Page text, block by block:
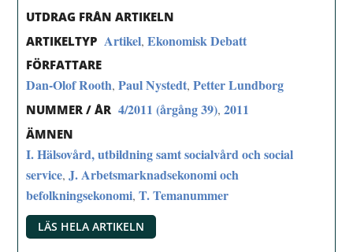
UTDRAG FRÅN ARTIKELN
ARTIKELTYP Artikel,Ekonomisk Debatt
FÖRFATTARE
Dan-Olof Rooth,Paul Nystedt,Petter Lundborg
NUMMER / ÅR 4/2011 (årgång 39),2011
ÄMNEN
I. Hälsovård, utbildning samt socialvård och social
service,J. Arbetsmarknadsekonomi och
befolkningsekonomi,T. Temanummer
LÄS HELA ARTIKELN